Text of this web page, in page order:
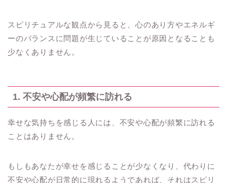
スピリチュアルな観点から見ると、心のあり方やエネルギ
ーのバランスに問題が生じていることが原因となることも
少なくありません。
1. 不安や心配が頻繁に訪れる
幸せな気持ちを感じる人には、不安や心配が頻繁に訪れる
ことはありません。
もしもあなたが幸せを感じることが少なくなり、代わりに
不安や心配が日常的に現れるようであれば、それはスピリ